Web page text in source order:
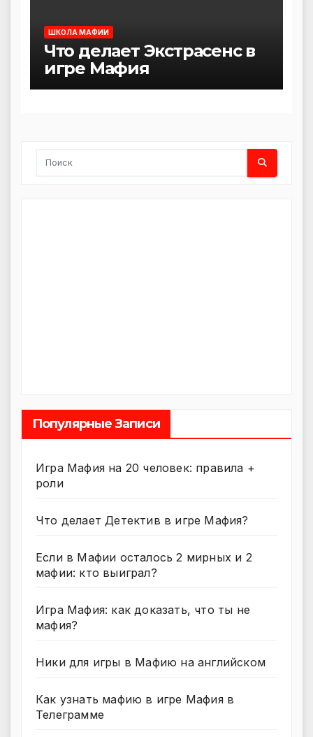
ШКОЛА МАФИИ
Что делает Экстрасенс в
игре Мафия
Популярные Записи
Игра Мафия на 20 человек: правила +
роли
Что делает Детектив в игре Мафия?
Если в Мафии осталось 2 мирных и 2
мафии: кто выиграл?
Игра Мафия: как доказать, что ты не
мафия?
Ники для игры в Мафию на английском
Как узнать мафию в игре Мафия в
Телеграмме